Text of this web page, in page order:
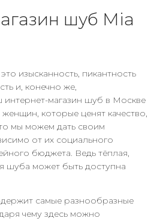
шуб Mia
это изысканность, пикантность
и, конечно же,
интернет-магазин шуб в Москве
женщин, которые ценят качество,
мы можем дать своим
от их социального
бюджета. Ведь тёплая,
шуба может быть доступна
самые разнообразные
чему здесь можно